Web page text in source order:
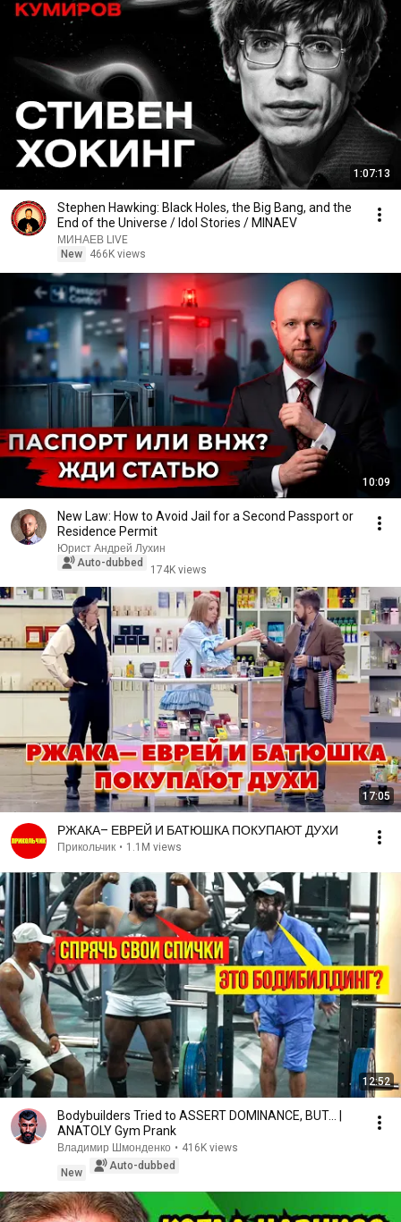
1:07:13
Stephen Hawking: Black Holes, the Big Bang, and the
End of the Universe / Idol Stories / MINAEV
МИНАЕВ LIVE
New
466K views
10:09
New Law: How to Avoid Jail for a Second Passport or
Residence Permit
Юрист Андрей Лухин
Auto-dubbed
174K views
17:05
РЖАКА– ЕВРЕЙ И БАТЮШКА ПОКУПАЮТ ДУХИ
Прикольчик • 1.1M views
12:52
Bodybuilders Tried to ASSERT DOMINANCE, BUT... |
ANATOLY Gym Prank
Владимир Шмонденко • 416K views
New
Auto-dubbed